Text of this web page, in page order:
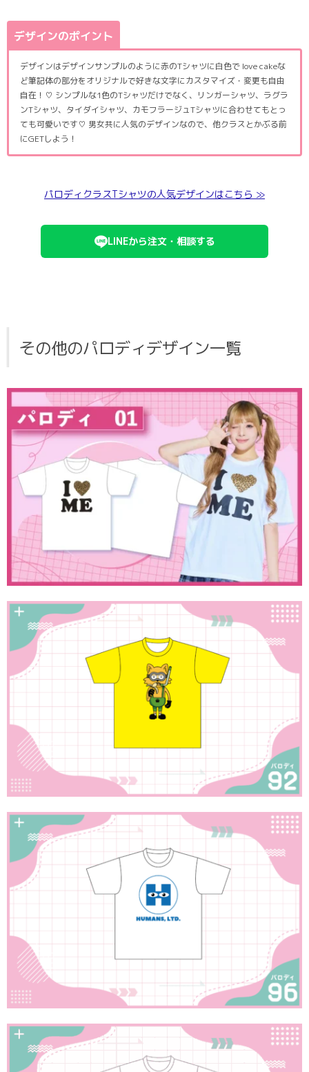
デザインのポイント
デザインはデザインサンプルのように赤のTシャツに白色で love cakeな
ど筆記体の部分をオリジナルで好きな文字にカスタマイズ・変更も自由
自在！♡ シンプルな1色のTシャツだけでなく、リンガーシャツ、ラグラ
ンTシャツ、タイダイシャツ、カモフラージュTシャツに合わせてもとっ
ても可愛いです♡ 男女共に人気のデザインなので、他クラスとかぶる前
にGETしよう！
パロディクラスTシャツの人気デザインはこちら ≫
LINEから注文・相談する
その他のパロディデザイン一覧